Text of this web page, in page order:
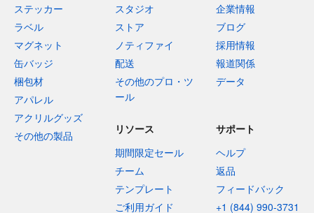
ステッカー
ラベル
マグネット
缶バッジ
梱包材
アパレル
アクリルグッズ
その他の製品
スタジオ
ストア
ノティファイ
配送
その他のプロ・ツ
ール
企業情報
ブログ
採用情報
報道関係
データ
リソース
期間限定セール
チーム
テンプレート
ご利用ガイド
サポート
ヘルプ
返品
フィードバック
+1 (844) 990-3731